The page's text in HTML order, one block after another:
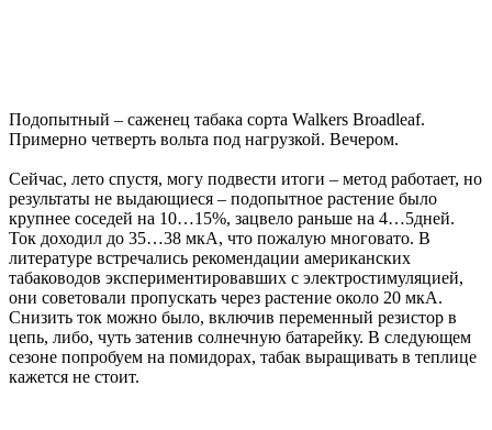
Подопытный – саженец табака сорта Walkers Broadleaf.
Примерно четверть вольта под нагрузкой. Вечером.
Сейчас, лето спустя, могу подвести итоги – метод работает, но
результаты не выдающиеся – подопытное растение было
крупнее соседей на 10…15%, зацвело раньше на 4…5дней.
Ток доходил до 35…38 мкА, что пожалую многовато. В
литературе встречались рекомендации американских
табаководов экспериментировавших с электростимуляцией,
они советовали пропускать через растение около 20 мкА.
Снизить ток можно было, включив переменный резистор в
цепь, либо, чуть затенив солнечную батарейку. В следующем
сезоне попробуем на помидорах, табак выращивать в теплице
кажется не стоит.